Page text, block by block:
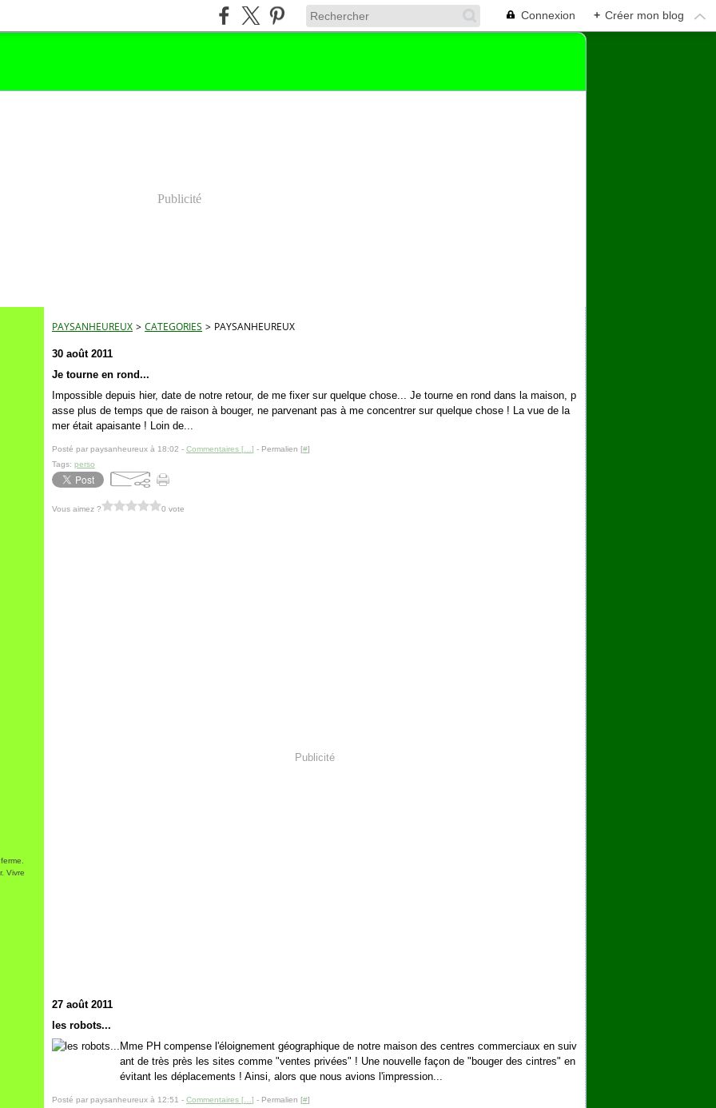
Connexion + Créer mon blog
Publicité
Vivre
PAYSANHEUREUX > CATEGORIES > PAYSANHEUREUX
30 août 2011
Je tourne en rond...
Impossible depuis hier, date de notre retour, de me fixer sur quelque chose... Je tourne en rond dans la maison, p
asse plus de temps que de raison à bouger, ne parvenant pas à me concentrer sur quelque chose ! La vue de la
mer était apaisante ! Loin de...
Posté par paysanheureux à 18:02 - Commentaires [ ] - Permalien [#]
Tags: perso
Vous aimez ? 0 vote
Publicité
27 août 2011
les robots...
Mme PH compense l'éloignement géographique de notre maison des centres commerciaux en suiv
ant de très près les sites comme "ventes privées" ! Une nouvelle façon de "bouger des cintres" en
évitant les déplacements ! Ainsi, alors que nous avions l'impression...
Posté par paysanheureux à 12:51 - Commentaires [ ] - Permalien [#]